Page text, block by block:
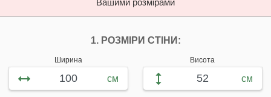
Вашими розмірами
1. РОЗМІРИ СТІНИ:
Ширина
см
Висота
см